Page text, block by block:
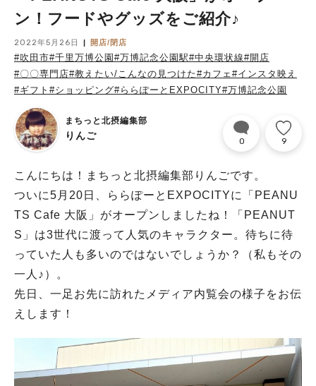
ン！フードやグッズをご紹介♪
2022年5月26日 開店/閉店
#吹田市#千里万博公園 #万博記念公園駅#中央環状線#開店
#〇〇専門店#教えたい/こんなの見つけた#カフェ #インスタ映え
#ギフト #ショッピング#ららぽーとEXPOCITY#万博記念公園
まちっと北摂編集部
りんご 0 9
こんにちは！まちっと北摂編集部りんごです。
ついに5月20日、ららぽーとEXPOCITYに「PEANU
TS Cafe 大阪」がオープンしましたね！「PEANUT
S」は3世代に渡って人気のキャラクター。待ちに待
っていた人も多いのではないでしょうか？（私もその
一人♪）。
先日、一足お先に訪れたメディア内覧会の様子をお伝
えします！